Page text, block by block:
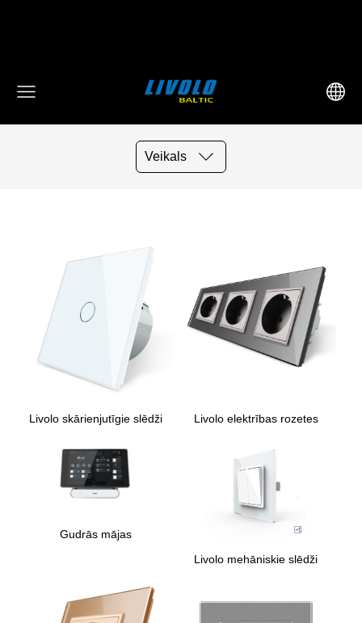
Veikals
Livolo skārienjutīgie slēdži Livolo elektrības rozetes
Gudrās mājas
Livolo mehāniskie slēdži